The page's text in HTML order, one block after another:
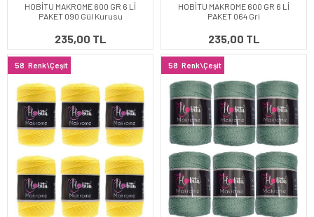
HOBİTU MAKROME 600 GR 6 Lİ
PAKET 090 Gül Kurusu
235,00 TL
HOBİTU MAKROME 600 GR 6 Lİ
PAKET 064 Gri
235,00 TL
58 Renk\Çeşit 58 Renk\Çeşit